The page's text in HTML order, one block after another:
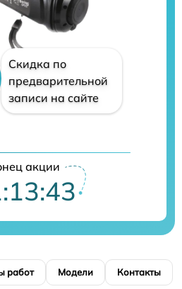
Скидка по
предварительной
записи на сайте
акции
работ Модели Контакты